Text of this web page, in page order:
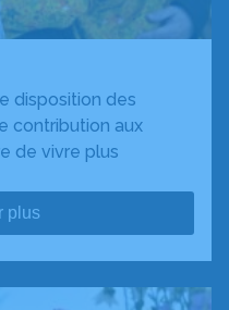
disposition des
contribution aux
de vivre plus
plus